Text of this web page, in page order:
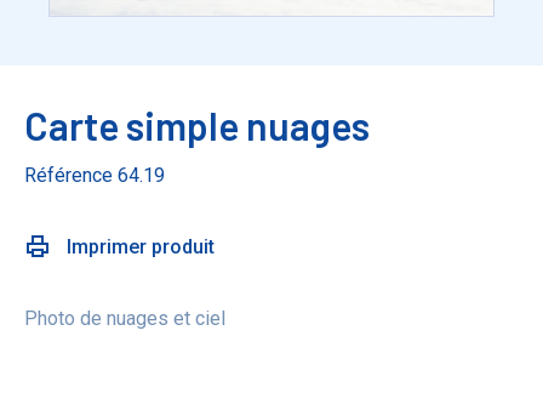
Carte simple nuages
Référence 64.19
Imprimer produit
Photo de nuages et ciel